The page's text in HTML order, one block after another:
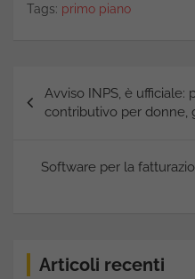
Tags: primo piano
articoli
Avviso INPS, è ufficiale:
contributivo per donne,
Software per la
Articoli recenti